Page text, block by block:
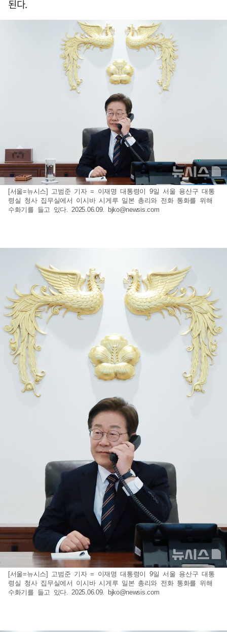
된다.
[서울=뉴시스] 고범준 기자 = 이재명 대통령이 9일 서울 용산구 대통
령실 청사 집무실에서 이시바 시게루 일본 총리와 전화 통화를 위해
수화기를 들고 있다. 2025.06.09. bjko@newsis.com
[서울=뉴시스] 고범준 기자 = 이재명 대통령이 9일 서울 용산구 대통
령실 청사 집무실에서 이시바 시게루 일본 총리와 전화 통화를 위해
수화기를 들고 있다. 2025.06.09. bjko@newsis.com